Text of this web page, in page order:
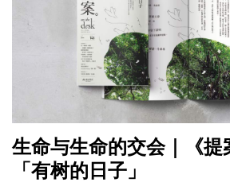
生命与生命的交会｜《提
「有树的日子」